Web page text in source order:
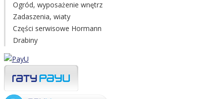
Ogród, wyposażenie wnętrz
Zadaszenia, wiaty
Części serwisowe Hormann
Drabiny